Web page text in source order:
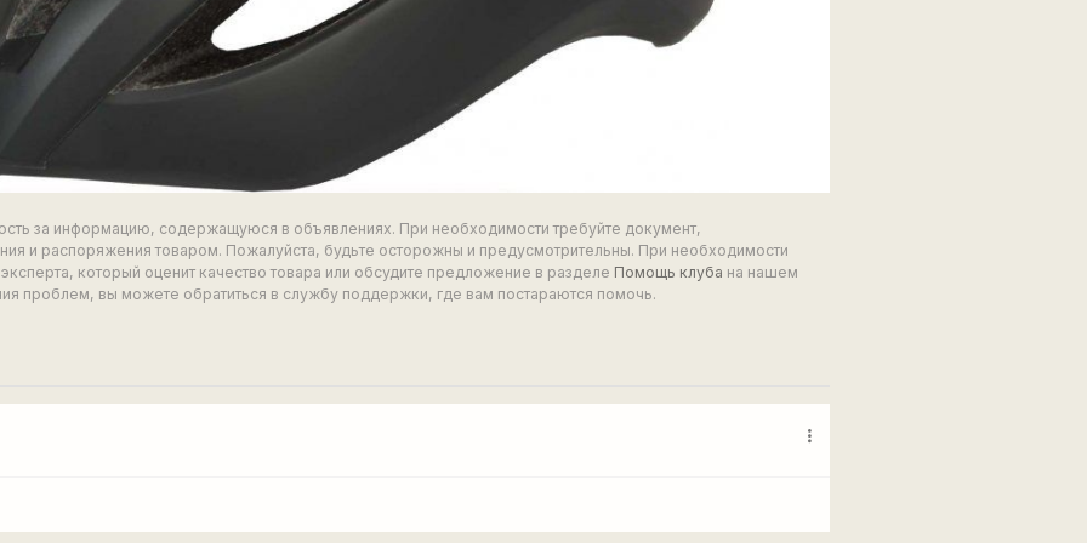
за информацию, содержащуюся в объявлениях. При необходимости требуйте документ,
и распоряжения товаром. Пожалуйста, будьте осторожны и предусмотрительны. При необходимости
который оценит качество товара или обсудите предложение в разделе Помощь клуба на нашем
проблем, вы можете обратиться в службу поддержки, где вам постараются помочь.
more_vert